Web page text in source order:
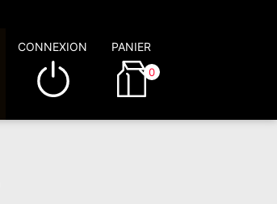
CONNEXION PANIER
0